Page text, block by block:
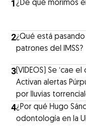
1¿De qué morimos
2¿Qué está
patrones del IMSS?
3 (VIDEOS) Se ‘cae
Activan alertas
por lluvias
4¿Por qué Hugo
odontología en la